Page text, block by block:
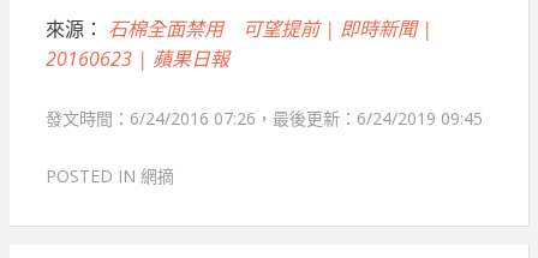
來源： ​石棉全面禁用 可望提前 | 即時新聞 |
20160623 | 蘋果日報
發文時間：6/24/2016 07:26，最後更新：6/24/2019 09:45
POSTED IN 網摘